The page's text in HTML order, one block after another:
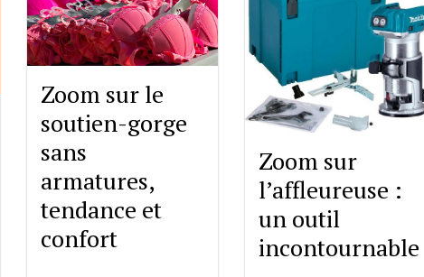
Zoom sur le
soutien-gorge
sans
armatures,
tendance et
confort
Zoom sur
l’affleureuse :
un outil
incontournable